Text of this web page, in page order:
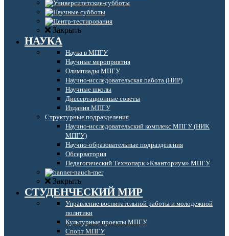
Закрыть
НАУКА
Наука в МПГУ
Научные мероприятия
Олимпиады МПГУ
Научно-исследовательская работа (НИР)
Научные школы
Диссертационные советы
Издания МПГУ
Структурные подразделения
Научно-исследовательский комплекс МПГУ (НИК
МПГУ)
Научно-образовательные подразделения
Обсерватория
Педагогический Технопарк «Кванториум» МПГУ
Закрыть
СТУДЕНЧЕСКИЙ МИР
Управление воспитательной работы и молодежной
политики
Культурные проекты МПГУ
Спорт МПГУ